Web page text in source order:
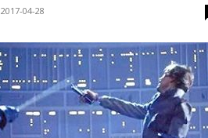
2017-04-28